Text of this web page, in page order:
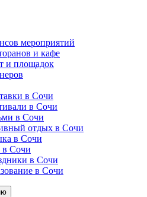
мероприятий
и кафе
и площадок
в Сочи
в Сочи
в Сочи
отдых в Сочи
в Сочи
в Сочи
в Сочи
в Сочи